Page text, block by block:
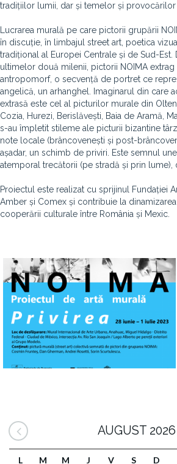
tradițiilor lumii, dar și temelor și provocărilor
Lucrarea murală pe care pictorii grupării
în discuție, în limbajul street art, poetica
tradițional al Europei Centrale și de Sud-Est.
ultimelor două milenii, pictorii NOIMA
antropomorf, o secvență de portret ce
angelică, un arhanghel. Imaginarul din care
extrasă este cel al picturilor murale din
Cozia, Hurezi, Berislăvești, Baia de Aramă,
s-au împletit stileme ale picturii bizantine
note locale (brâncovenești și post-
așadar, un schimb de priviri. Este semnul
atemporal trecătorii (pe stradă și prin lume),
Proiectul este realizat cu sprijinul Fundației
Amber și Comex și contribuie la
cooperării culturale între România și Mexic.
AUGUST 2026
L M M J V S D